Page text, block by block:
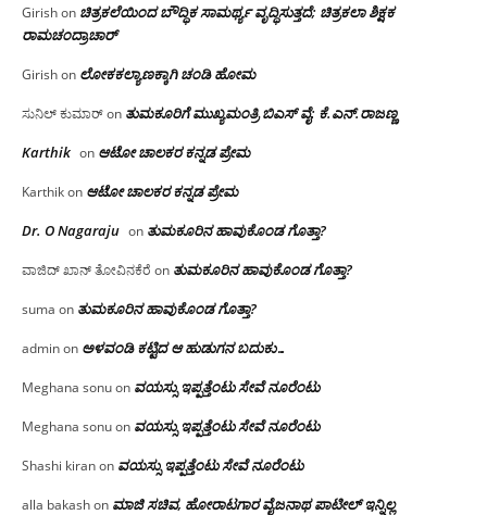
Girishon ಚಿತ್ರಕಲೆಯಿಂದ ಬೌದ್ಧಿಕ ಸಾಮರ್ಥ್ಯ ವೃದ್ಧಿಸುತ್ತದೆ; ಚಿತ್ರಕಲಾ ಶಿಕ್ಷಕ
ರಾಮಚಂದ್ರಾಚಾರ್
Girishon ಲೋಕಕಲ್ಯಾಣಕ್ಕಾಗಿ ಚಂಡಿ ಹೋಮ
ಸುನಿಲ್ ಕುಮಾರ್on ತುಮಕೂರಿಗೆ ಮುಖ್ಯಮಂತ್ರಿ ಬಿಎಸ್ ವೈ: ಕೆ.ಎನ್.ರಾಜಣ್ಣ
Karthik on ಆಟೋ ಚಾಲಕರ ಕನ್ನಡ ಪ್ರೇಮ
Karthikon ಆಟೋ ಚಾಲಕರ ಕನ್ನಡ ಪ್ರೇಮ
Dr. O Nagaraju on ತುಮಕೂರಿನ ಹಾವುಕೊಂಡ ಗೊತ್ತಾ?
ವಾಜಿದ್ ಖಾನ್ ತೋವಿನಕೆರೆ on ತುಮಕೂರಿನ ಹಾವುಕೊಂಡ ಗೊತ್ತಾ?
suma on ತುಮಕೂರಿನ ಹಾವುಕೊಂಡ ಗೊತ್ತಾ?
adminon ಅಳವಂಡಿ ಕಟ್ಟಿದ ಆ ಹುಡುಗನ ಬದುಕು…
Meghana sonuon ವಯಸ್ಸು ಇಪ್ಪತ್ತೆಂಟು ಸೇವೆ ನೂರೆಂಟು
Meghana sonuon ವಯಸ್ಸು ಇಪ್ಪತ್ತೆಂಟು ಸೇವೆ ನೂರೆಂಟು
Shashi kiranon ವಯಸ್ಸು ಇಪ್ಪತ್ತೆಂಟು ಸೇವೆ ನೂರೆಂಟು
alla bakashon ಮಾಜಿ ಸಚಿವ, ಹೋರಾಟಗಾರ ವೈಜನಾಥ ಪಾಟೀಲ್ ಇನ್ನಿಲ್ಲ